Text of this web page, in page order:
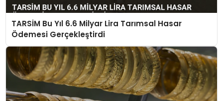
TARSİM Bu Yıl 6.6 Milyar Lira Tarımsal Hasar
Ödemesi Gerçekleştirdi